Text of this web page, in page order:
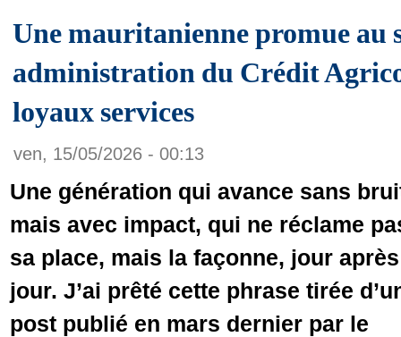
Une mauritanienne promue au
administration du Crédit
loyaux services
ven, 15/05/2026 - 00:13
Une génération qui avance sans
mais avec impact, qui ne réclame
sa place, mais la façonne, jour après
jour. J’ai prêté cette phrase tirée
post publié en mars dernier par le